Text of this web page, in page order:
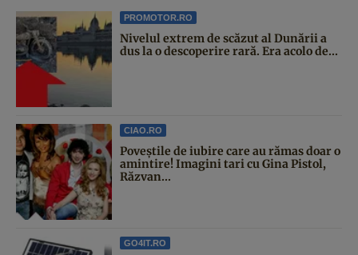
PROMOTOR.RO
Nivelul extrem de scăzut al Dunării a
dus la o descoperire rară. Era acolo de...
CIAO.RO
Poveştile de iubire care au rămas doar o
amintire! Imagini tari cu Gina Pistol,
Răzvan...
GO4IT.RO